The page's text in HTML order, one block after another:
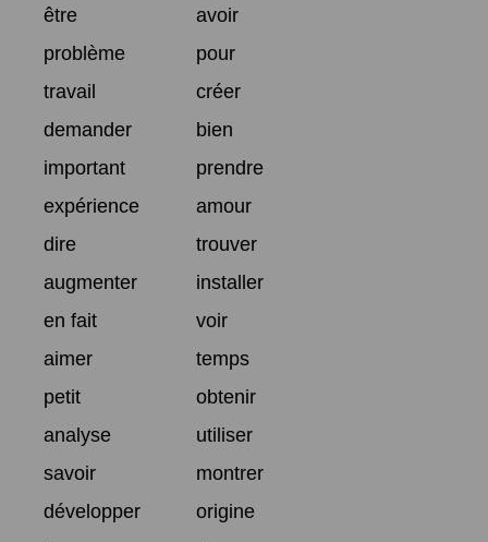
être
avoir
problème
pour
travail
créer
demander
bien
important
prendre
expérience
amour
dire
trouver
augmenter
installer
en fait
voir
aimer
temps
petit
obtenir
analyse
utiliser
savoir
montrer
développer
origine